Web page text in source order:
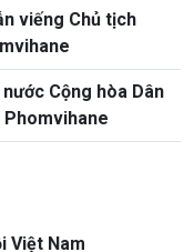
viếng Chủ tịch
Cộng hòa Dân
Phomvihane
Việt Nam